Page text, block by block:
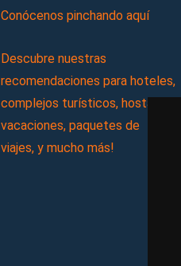
Conócenos pinchando aquí
Descubre nuestras
recomendaciones para hoteles,
complejos turísticos, hostales,
vacaciones, paquetes de
viajes, y mucho más!